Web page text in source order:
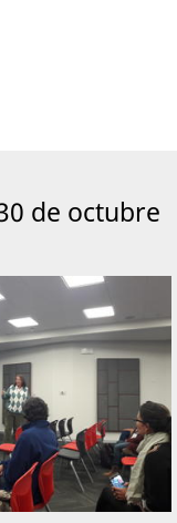
de octubre